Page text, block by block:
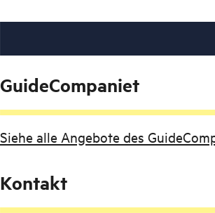
GuideCompaniet
Siehe alle Angebote des
Kontakt